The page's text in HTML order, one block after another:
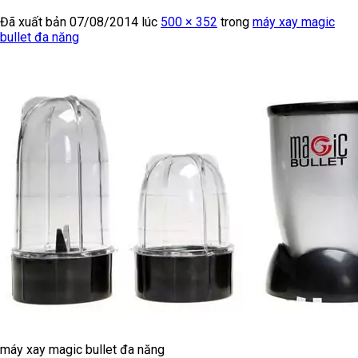
Đã xuất bản 07/08/2014 lúc 500 × 352 trong máy xay magic
bullet đa năng
máy xay magic bullet đa năng